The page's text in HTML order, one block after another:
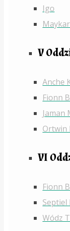
Igo
V
Anche
Fionn
Jaman
Ortwin
VI
Fionn
Septiel
Wódz